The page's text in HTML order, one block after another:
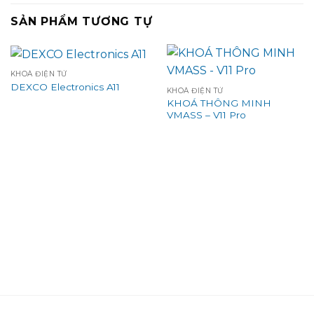
SẢN PHẨM TƯƠNG TỰ
KHOÁ ĐIỆN TỬ
DEXCO Electronics A11 KHOÁ ĐIỆN TỬ
KHOÁ THÔNG MINH
VMASS – V11 Pro